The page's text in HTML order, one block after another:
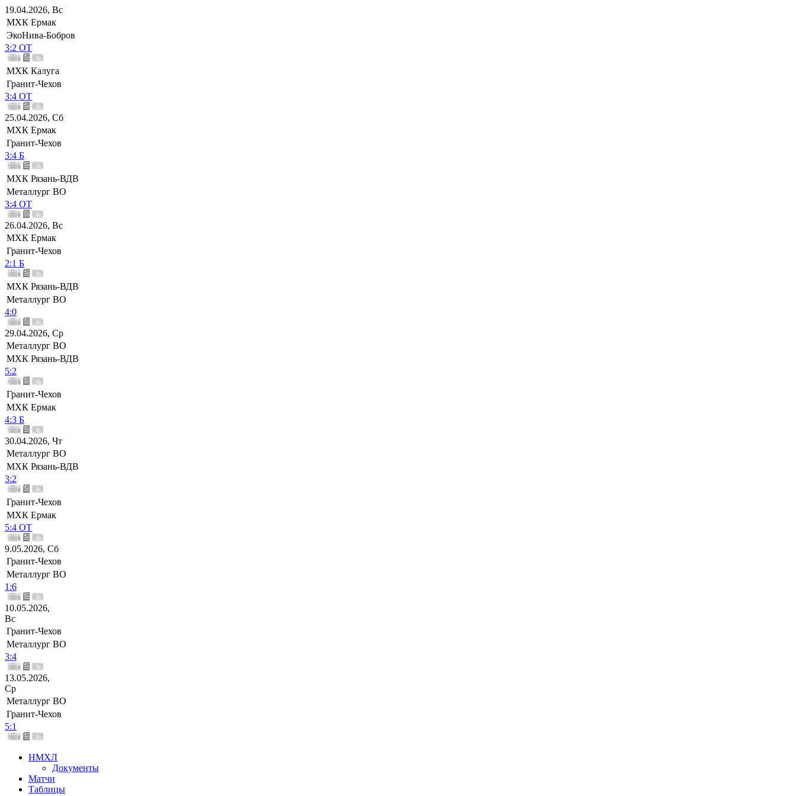
19.04.2026, Вс
МХК Ермак
ЭкоНива-Бобров
3:2 ОТ
МХК Калуга
Гранит-Чехов
3:4 ОТ
25.04.2026, Сб
МХК Ермак
Гранит-Чехов
3:4 Б
МХК Рязань-ВДВ
Металлург ВО
3:4 ОТ
26.04.2026, Вс
МХК Ермак
Гранит-Чехов
2:1 Б
МХК Рязань-ВДВ
Металлург ВО
4:0
29.04.2026, Ср
Металлург ВО
МХК Рязань-ВДВ
5:2
Гранит-Чехов
МХК Ермак
4:3 Б
30.04.2026, Чт
Металлург ВО
МХК Рязань-ВДВ
3:2
Гранит-Чехов
МХК Ермак
5:4 ОТ
9.05.2026, Сб
Гранит-Чехов
Металлург ВО
1:6
10.05.2026,
Вс
Гранит-Чехов
Металлург ВО
3:4
13.05.2026,
Ср
Металлург ВО
Гранит-Чехов
5:1
НМХЛ
Документы
Матчи
Таблицы